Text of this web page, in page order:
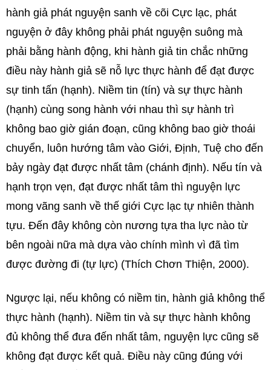
hành giả phát nguyện sanh về cõi Cực lạc, phát
nguyện ở đây không phải phát nguyện suông mà
phải bằng hành động, khi hành giả tin chắc những
điều này hành giả sẽ nỗ lực thực hành để đạt được
sự tinh tấn (hạnh). Niềm tin (tín) và sự thực hành
(hạnh) cùng song hành với nhau thì sự hành trì
không bao giờ gián đoạn, cũng không bao giờ thoái
chuyển, luôn hướng tâm vào Giới, Định, Tuệ cho đến
bảy ngày đạt được nhất tâm (chánh định). Nếu tín và
hạnh trọn vẹn, đạt được nhất tâm thì nguyện lực
mong vãng sanh về thế giới Cực lạc tự nhiên thành
tựu. Đến đây không còn nương tựa tha lực nào từ
bên ngoài nữa mà dựa vào chính mình vì đã tìm
được đường đi (tự lực) (Thích Chơn Thiện, 2000).
Ngược lại, nếu không có niềm tin, hành giả không thể
thực hành (hạnh). Niềm tin và sự thực hành không
đủ không thể đưa đến nhất tâm, nguyện lực cũng sẽ
không đạt được kết quả. Điều này cũng đúng với